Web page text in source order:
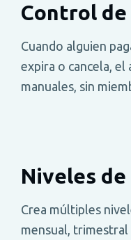
Control
Cuando alguien
expira o cancela, el
manuales, sin
Niveles
Crea múltiples
mensual,